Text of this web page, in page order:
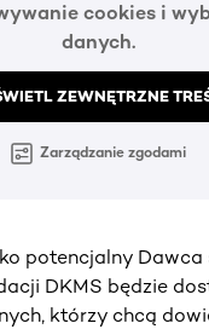
cookies i
danych.
ZEWNĘTRZNE
Zarządzanie zgodami
potencjalny Dawca
DKMS będzie
którzy chcą